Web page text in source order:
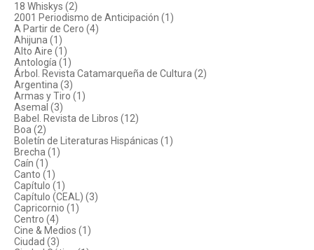
18 Whiskys (2)
2001 Periodismo de Anticipación (1)
A Partir de Cero (4)
Ahijuna (1)
Alto Aire (1)
Antología (1)
Árbol. Revista Catamarqueña de Cultura (2)
Argentina (3)
Armas y Tiro (1)
Asemal (3)
Babel. Revista de Libros (12)
Boa (2)
Boletín de Literaturas Hispánicas (1)
Brecha (1)
Caín (1)
Canto (1)
Capítulo (1)
Capítulo (CEAL) (3)
Capricornio (1)
Centro (4)
Cine & Medios (1)
Ciudad (3)